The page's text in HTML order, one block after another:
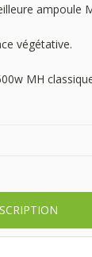
ampoule
végétative.
MH